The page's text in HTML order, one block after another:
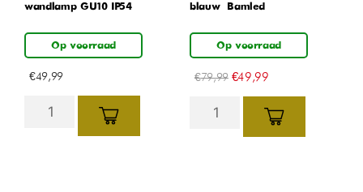
wandlamp GU10 IP54
Op voorraad
€49,99
blauw – Bamled
Op voorraad
€79,99 €49,99